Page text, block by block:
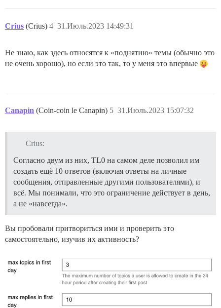
Crius (Crius) 31.Июль.2023 14:49:31
4
Не знаю, как здесь относятся к «поднятию» темы (обычно это
не очень хорошо), но если это так, то у меня это впервые
Canapin (Coin-coin le Canapin) 31.Июль.2023 15:07:32
5
Crius:
Согласно двум из них, TL0 на самом деле позволил им
создать ещё 10 ответов (включая ответы на личные
сообщения, отправленные другими пользователями), и
всё. Мы понимали, что это ограничение действует в день,
а не «навсегда».
Вы пробовали притвориться ими и проверить это
самостоятельно, изучив их активность?